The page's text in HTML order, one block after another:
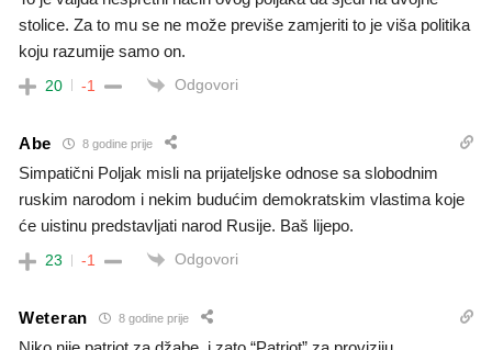
stolice. Za to mu se ne može previše zamjeriti to je viša politika
koju razumije samo on.
20 -1 Odgovori
Abe 8 godine prije
Simpatični Poljak misli na prijateljske odnose sa slobodnim
ruskim narodom i nekim budućim demokratskim vlastima koje
će uistinu predstavljati narod Rusije. Baš lijepo.
23 -1 Odgovori
Weteran 8 godine prije